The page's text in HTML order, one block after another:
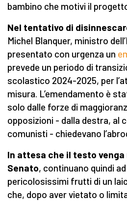
bambino che motivi il
Nel tentativo di
Michel Blanquer, ministro
presentato con urgenza un
prevede un periodo di
scolastico 2024-2025, per
misura. L’emendamento è
solo dalle forze di
opposizioni - dalla destra, al
comunisti - chiedevano
In attesa che il testo venga
Senato, continuano quindi
pericolosissimi frutti di un
che, dopo aver vietato o